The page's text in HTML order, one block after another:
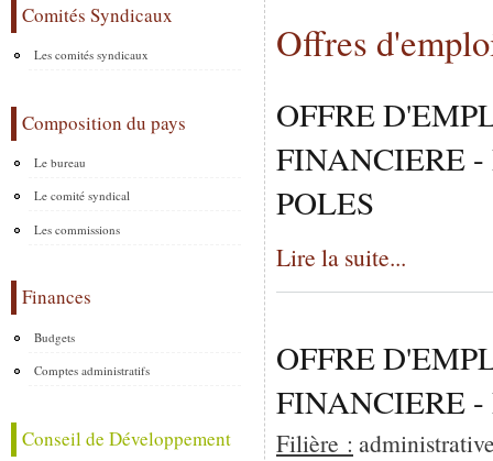
Comités Syndicaux
Les comités syndicaux
Composition du pays
Le bureau
Le comité syndical
Les commissions
Finances
Budgets
Comptes administratifs
Conseil de Développement
Offres
OFFRE
FINANCIERE
POLES
Lire la suite...
OFFRE
FINANCIERE -
Filière :